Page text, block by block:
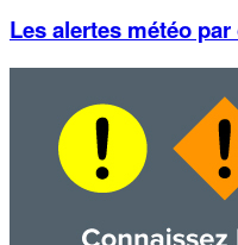
Les alertes météo